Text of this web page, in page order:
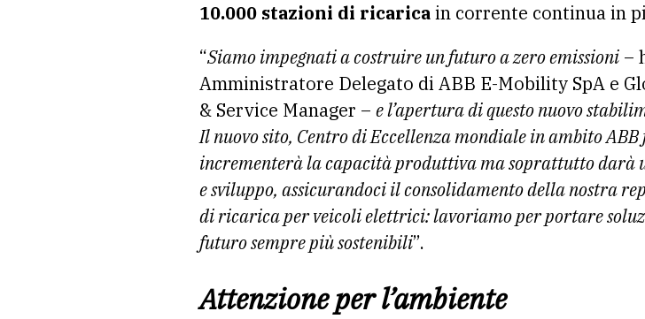
10.000 stazioni di ricaricain corrente continua in
“Siamo impegnati a costruire un futuro a zero emissioni –
Amministratore Delegato di ABB E-Mobility SpA e
& Service Manager – e l’apertura di questo nuovo
Il nuovo sito, Centro di Eccellenza mondiale in ambito
incrementerà la capacità produttiva ma soprattutto
e sviluppo, assicurandoci il consolidamento della nostra
di ricarica per veicoli elettrici: lavoriamo per portare
futuro sempre più sostenibili”.
Attenzione per l’ambiente